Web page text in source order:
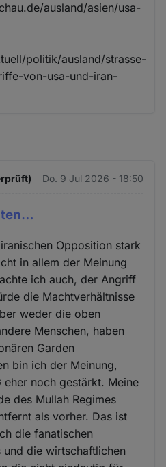
ausland/asien/usa-
politik/ausland/strasse-
von-usa-und-iran-
Do. 9 Jul 2026 - 18:50
Opposition stark
in allem der Meinung
ich auch, der Angriff
die Machtverhältnisse
weder die oben
Menschen, haben
Garden
bin ich der Meinung,
eher noch gestärkt. Meine
des Mullah Regimes
als vorher. Das ist
die fanatischen
und die wirtschaftlichen